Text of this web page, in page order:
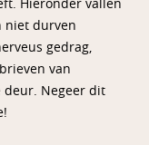
Hieronder vallen
niet durven
gedrag,
van
deur. Negeer dit